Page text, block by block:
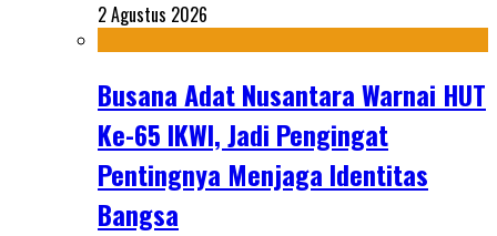
2 Agustus 2026
Busana Adat Nusantara Warnai HUT
Ke-65 IKWI, Jadi Pengingat
Pentingnya Menjaga Identitas
Bangsa